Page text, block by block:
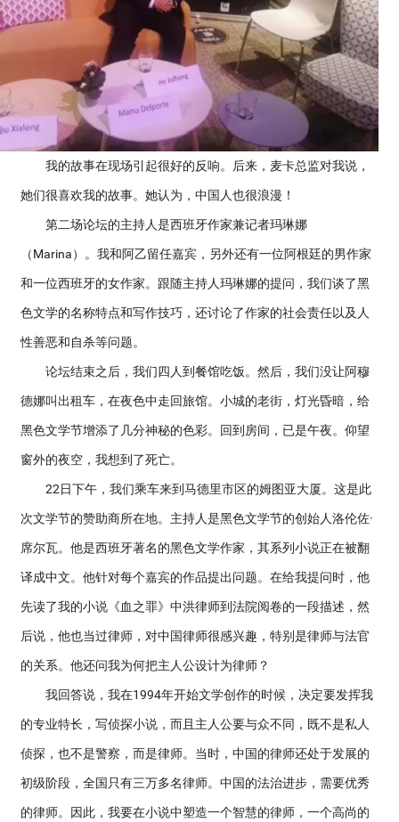
我的故事在现场引起很好的反响。后来，麦卡总监对我说，
她们很喜欢我的故事。她认为，中国人也很浪漫！
第二场论坛的主持人是西班牙作家兼记者玛琳娜
（Marina）。我和阿乙留任嘉宾，另外还有一位阿根廷的男作家
和一位西班牙的女作家。跟随主持人玛琳娜的提问，我们谈了黑
色文学的名称特点和写作技巧，还讨论了作家的社会责任以及人
性善恶和自杀等问题。
论坛结束之后，我们四人到餐馆吃饭。然后，我们没让阿穆
德娜叫出租车，在夜色中走回旅馆。小城的老街，灯光昏暗，给
黑色文学节增添了几分神秘的色彩。回到房间，已是午夜。仰望
窗外的夜空，我想到了死亡。
22日下午，我们乘车来到马德里市区的姆图亚大厦。这是此
次文学节的赞助商所在地。主持人是黑色文学节的创始人洛伦佐·
席尔瓦。他是西班牙著名的黑色文学作家，其系列小说正在被翻
译成中文。他针对每个嘉宾的作品提出问题。在给我提问时，他
先读了我的小说《血之罪》中洪律师到法院阅卷的一段描述，然
后说，他也当过律师，对中国律师很感兴趣，特别是律师与法官
的关系。他还问我为何把主人公设计为律师？
我回答说，我在1994年开始文学创作的时候，决定要发挥我
的专业特长，写侦探小说，而且主人公要与众不同，既不是私人
侦探，也不是警察，而是律师。当时，中国的律师还处于发展的
初级阶段，全国只有三万多名律师。中国的法治进步，需要优秀
的律师。因此，我要在小说中塑造一个智慧的律师，一个高尚的